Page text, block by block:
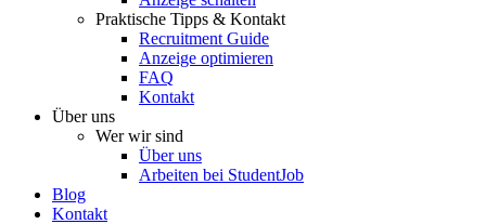
Praktische Tipps & Kontakt
Recruitment Guide
Anzeige optimieren
FAQ
Kontakt
Über uns
Wer wir sind
Über uns
Arbeiten bei StudentJob
Blog
Kontakt